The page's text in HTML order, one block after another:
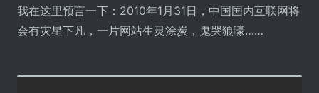
我在这里预言一下：2010年1月31日，中国国内互联网将
会有灾星下凡，一片网站生灵涂炭，鬼哭狼嚎……